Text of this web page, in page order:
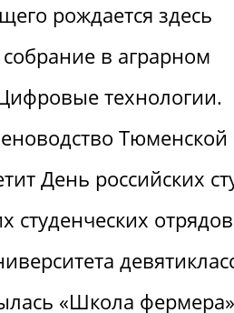
рождается здесь
в аграрном
технологии.
Тюменской
День российских
студенческих
«Школа фермера»